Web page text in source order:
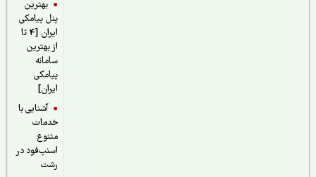
بهترین
پنل پیامکی
ایران [4 تا
از بهترین
سامانه
پیامکی
آشنایی با
خدمات
اسنپ‌فود در